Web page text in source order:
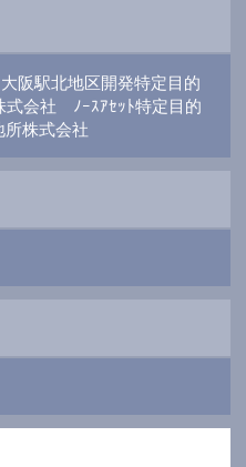
阪駅北地区開発特定目的
ﾉｰｽｱｾｯﾄ特定目的
所株式会社